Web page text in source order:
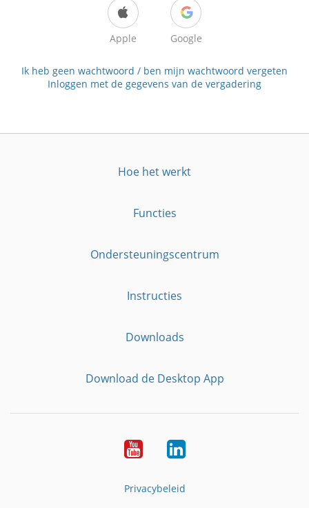
Apple Google
Ik heb geen wachtwoord / ben mijn wachtwoord vergeten
Inloggen met de gegevens van de vergadering
Hoe het werkt
Functies
Ondersteuningscentrum
Instructies
Downloads
Download de Desktop App
YouTubeLinkedIn
Privacybeleid